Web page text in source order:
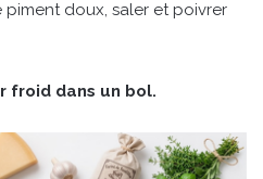
piment doux, saler et poivrer
froid dans un bol.